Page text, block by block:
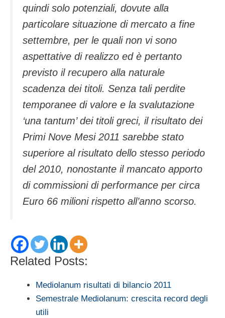
quindi solo potenziali, dovute alla
particolare situazione di mercato a fine
settembre, per le quali non vi sono
aspettative di realizzo ed è pertanto
previsto il recupero alla naturale
scadenza dei titoli. Senza tali perdite
temporanee di valore e la svalutazione
‘una tantum’ dei titoli greci, il risultato dei
Primi Nove Mesi 2011 sarebbe stato
superiore al risultato dello stesso periodo
del 2010, nonostante il mancato apporto
di commissioni di performance per circa
Euro 66 milioni rispetto all’anno scorso.
Related Posts:
Mediolanum risultati di bilancio 2011
Semestrale Mediolanum: crescita record degli
utili